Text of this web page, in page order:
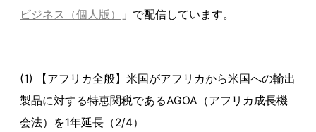
ビジネス（個人版）
」で配信しています。
(1) 【アフリカ全般】米国がアフリカから米国への輸出
製品に対する特恵関税であるAGOA（アフリカ成長機
会法）を1年延長（2/4）